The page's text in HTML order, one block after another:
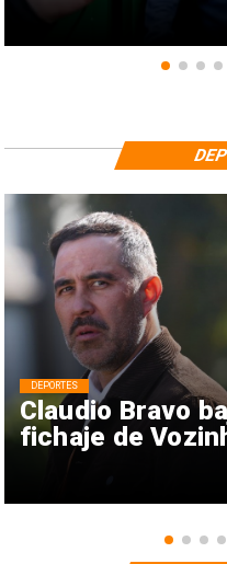
Claudio Bravo
fichaje de
DEPORTES